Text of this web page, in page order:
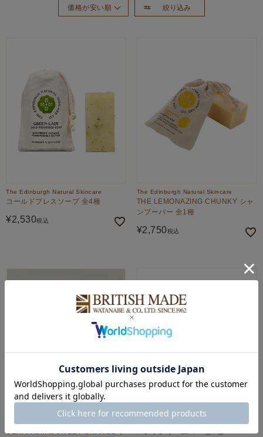
絞り込み
価格が安い順
The Edinburgh Natural Skincare
コールドプレスソープ 全4種
¥2,530税込
The Edinburgh Natural Skincare
THE LEMONAZING CHUNKY シャ
ンプーバー 全1種
¥2,750税込
The Edinburgh Natural Skincare
GERANIUM & SWEET ORANGE ラ
ハンドクリームバー 全7種